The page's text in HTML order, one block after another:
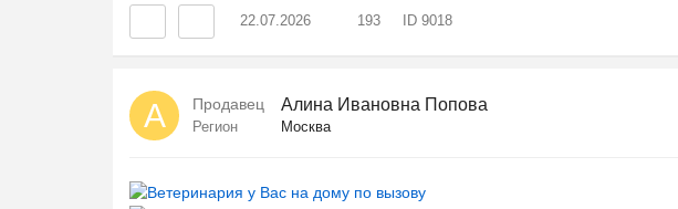
22.07.2026 193 ID 9018
А Продавец Алина Ивановна Попова
Регион Москва